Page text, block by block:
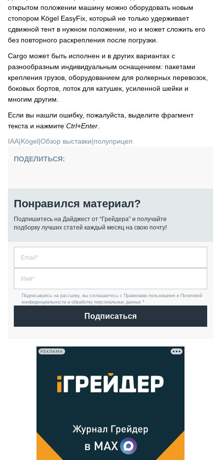
открытом положении машину можно оборудовать новым
стопором Kögel EasyFix, который не только удерживает
сдвижной тент в нужном положении, но и может сложить его
без повторного раскрепления после погрузки.
Cargo может быть исполнен и в других вариантах с
разнообразным индивидуальным оснащением: пакетами
крепления грузов, оборудованием для ролкерных перевозок,
боковых бортов, лоток для катушек, усиленной шейки и
многим другим.
Если вы нашли ошибку, пожалуйста, выделите фрагмент
текста и нажмите Ctrl+Enter
IAA|Kögel|Обзор выставки|полуприцеп
ПОДЕЛИТЬСЯ:
Понравился материал?
Подпишитесь на Дайджест от “Грейдера” и получайте
подборку лучших статей каждый месяц на свою почту!
Подписываясь на рассылку, вы соглашаетесь с Правилами пользования и Политикой
конфиденциальности и обработку персональных данных *
Подписаться
РЕКЛАМА